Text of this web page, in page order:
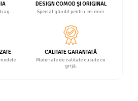
DESIGN COMOD ȘI ORIGINAL
Special gândit pentru cei mici.
CALITATE GARANTATĂ
Materiale de calitate cusute cu
grijă.